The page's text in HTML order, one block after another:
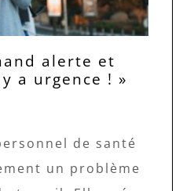
alerte et
a urgence ! »
de santé
un problème